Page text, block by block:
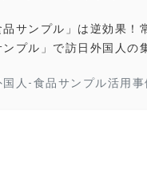
サンプル」は逆効果！
ンプル」で訪日外国人の
国人-食品サンプル活用